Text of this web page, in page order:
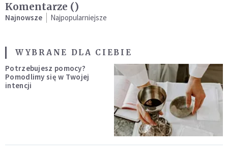
Komentarze ()
Najnowsze Najpopularniejsze
WYBRANE DLA CIEBIE
Potrzebujesz pomocy?
Pomodlimy się w Twojej
intencji